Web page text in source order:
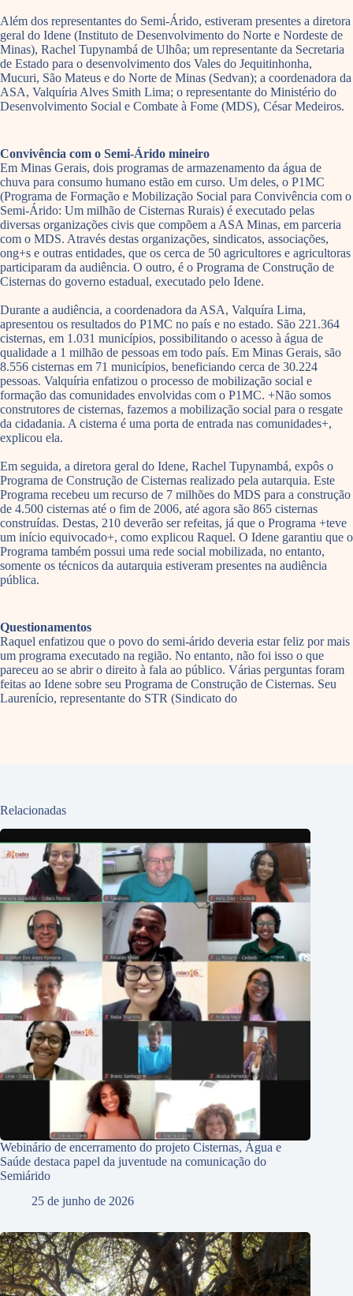
Além dos representantes do Semi-Árido, estiveram presentes a diretora
geral do Idene (Instituto de Desenvolvimento do Norte e Nordeste de
Minas), Rachel Tupynambá de Ulhôa; um representante da Secretaria
de Estado para o desenvolvimento dos Vales do Jequitinhonha,
Mucuri, São Mateus e do Norte de Minas (Sedvan); a coordenadora da
ASA, Valquíria Alves Smith Lima; o representante do Ministério do
Desenvolvimento Social e Combate à Fome (MDS), César Medeiros.
Convivência com o Semi-Árido mineiro
Em Minas Gerais, dois programas de armazenamento da água de
chuva para consumo humano estão em curso. Um deles, o P1MC
(Programa de Formação e Mobilização Social para Convivência com o
Semi-Árido: Um milhão de Cisternas Rurais) é executado pelas
diversas organizações civis que compõem a ASA Minas, em parceria
com o MDS. Através destas organizações, sindicatos, associações,
ong+s e outras entidades, que os cerca de 50 agricultores e agricultoras
participaram da audiência. O outro, é o Programa de Construção de
Cisternas do governo estadual, executado pelo Idene.
Durante a audiência, a coordenadora da ASA, Valquíra Lima,
apresentou os resultados do P1MC no país e no estado. São 221.364
cisternas, em 1.031 municípios, possibilitando o acesso à água de
qualidade a 1 milhão de pessoas em todo país. Em Minas Gerais, são
8.556 cisternas em 71 municípios, beneficiando cerca de 30.224
pessoas. Valquíria enfatizou o processo de mobilização social e
formação das comunidades envolvidas com o P1MC. +Não somos
construtores de cisternas, fazemos a mobilização social para o resgate
da cidadania. A cisterna é uma porta de entrada nas comunidades+,
explicou ela.
Em seguida, a diretora geral do Idene, Rachel Tupynambá, expôs o
Programa de Construção de Cisternas realizado pela autarquia. Este
Programa recebeu um recurso de 7 milhões do MDS para a construção
de 4.500 cisternas até o fim de 2006, até agora são 865 cisternas
construídas. Destas, 210 deverão ser refeitas, já que o Programa +teve
um início equivocado+, como explicou Raquel. O Idene garantiu que o
Programa também possui uma rede social mobilizada, no entanto,
somente os técnicos da autarquia estiveram presentes na audiência
pública.
Questionamentos
Raquel enfatizou que o povo do semi-árido deveria estar feliz por mais
um programa executado na região. No entanto, não foi isso o que
pareceu ao se abrir o direito à fala ao público. Várias perguntas foram
feitas ao Idene sobre seu Programa de Construção de Cisternas. Seu
Laurenício, representante do STR (Sindicato do
Relacionadas
Webinário de encerramento do projeto Cisternas, Água e
Saúde destaca papel da juventude na comunicação do
Semiárido
25 de junho de 2026